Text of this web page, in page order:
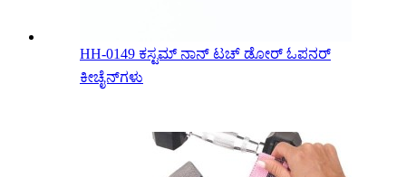
HH-0149 ಕಸ್ಟಮ್ ನಾನ್ ಟಚ್ ಡೋರ್ ಓಪನರ್
ಕೀಚೈನ್‌ಗಳು